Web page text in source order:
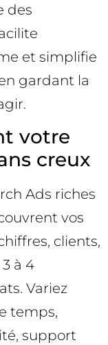
des
et simplifie
gardant la
votre
creux
Ads riches
vos
clients,
à 4
Variez
temps,
support